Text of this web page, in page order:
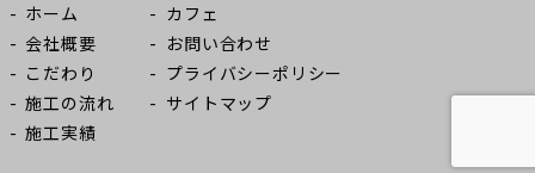
ホーム
会社概要
こだわり
施工の流れ
施工実績
カフェ
お問い合わせ
プライバシーポリシー
サイトマップ